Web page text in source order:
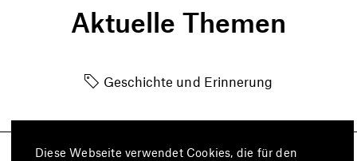
Aktuelle Themen
Geschichte und Erinnerung
Diese Webseite verwendet Cookies, die für den